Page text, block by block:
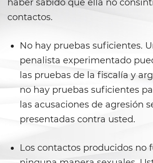
Parental Rights in
Sealing Juvenile Record
Senate Bill 439
Sustained Juvenile
Transfer Hearings
haber sabido que ella no
contactos.
No hay pruebas suficientes.
penalista experimentado
las pruebas de la fiscalía y
no hay pruebas suficientes
las acusaciones de agresión
presentadas contra usted.
Los contactos producidos no